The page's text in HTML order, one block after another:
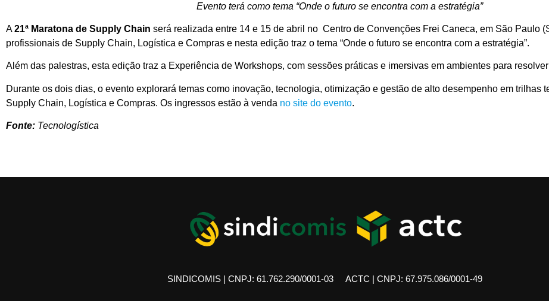
Evento terá como tema “Onde o futuro se encontra com a estratégia”
A21ª Maratona de Supply Chain será realizada entre 14 e 15 de abril no Centro de Convenções Frei Caneca, em São Paulo
profissionais de Supply Chain, Logística e Compras e nesta edição traz o tema “Onde o futuro se encontra com a estratégia”.
Além das palestras, esta edição traz a Experiência de Workshops, com sessões práticas e imersivas em ambientes para
Durante os dois dias, o evento explorará temas como inovação, tecnologia, otimização e gestão de alto desempenho em trilhas
Supply Chain, Logística e Compras. Os ingressos estão à venda no site do evento.
Fonte: Tecnologística
SINDICOMIS | CNPJ: 61.762.290/0001-03 ACTC | CNPJ: 67.975.086/0001-49